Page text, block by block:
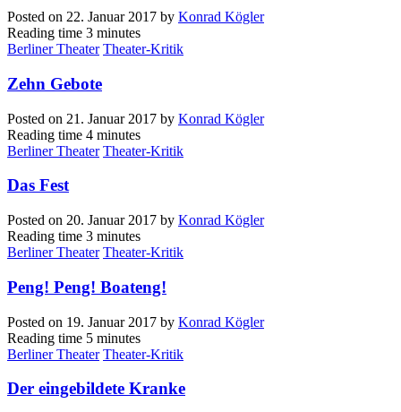
Posted on 22. Januar 2017 by Konrad Kögler
Reading time 3 minutes
Berliner Theater Theater-Kritik
Zehn Gebote
Posted on 21. Januar 2017 by Konrad Kögler
Reading time 4 minutes
Berliner Theater Theater-Kritik
Das Fest
Posted on 20. Januar 2017 by Konrad Kögler
Reading time 3 minutes
Berliner Theater Theater-Kritik
Peng! Peng! Boateng!
Posted on 19. Januar 2017 by Konrad Kögler
Reading time 5 minutes
Berliner Theater Theater-Kritik
Der eingebildete Kranke